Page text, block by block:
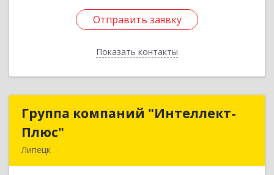
Отправить заявку
Показать контакты
Отправить заявку
Назад
Группа компаний "Интеллект-
Плюс"
Липецк
Группа компаний "Интеллект-